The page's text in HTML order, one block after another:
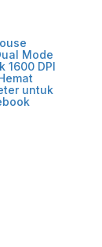
Mode
1600 DPI
untuk